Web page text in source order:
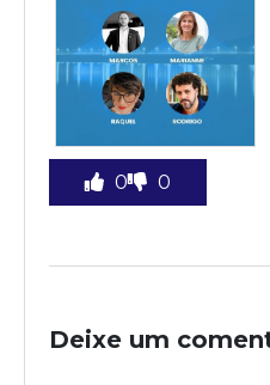
0 0
Deixe um